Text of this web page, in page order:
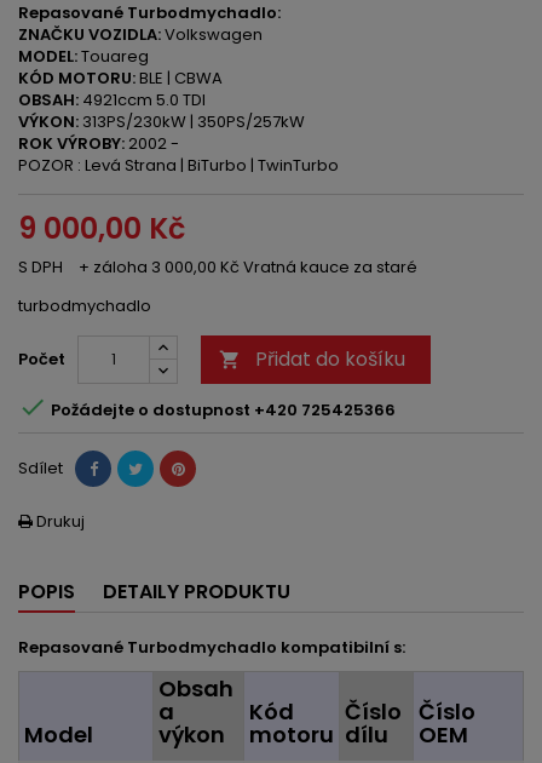
Repasované Turbodmychadlo:
ZNAČKU VOZIDLA:Volkswagen
MODEL:Touareg
KÓD MOTORU:BLE | CBWA
OBSAH: 4921ccm 5.0 TDI
VÝKON: 313PS/230kW | 350PS/257kW
ROK VÝROBY: 2002 -
POZOR : Levá Strana | BiTurbo | TwinTurbo
9 000,00 Kč
S DPH
+ záloha 3 000,00 Kč Vratná kauce za staré
turbodmychadlo
Počet  Přidat do košíku
 Požádejte o dostupnost +420 725425366
Sdílet
 Drukuj
POPIS DETAILY PRODUKTU
Repasované Turbodmychadlo kompatibilní s:
Model
Obsah
a
výkon
Kód
motoru
Číslo
dílu
Číslo
OEM